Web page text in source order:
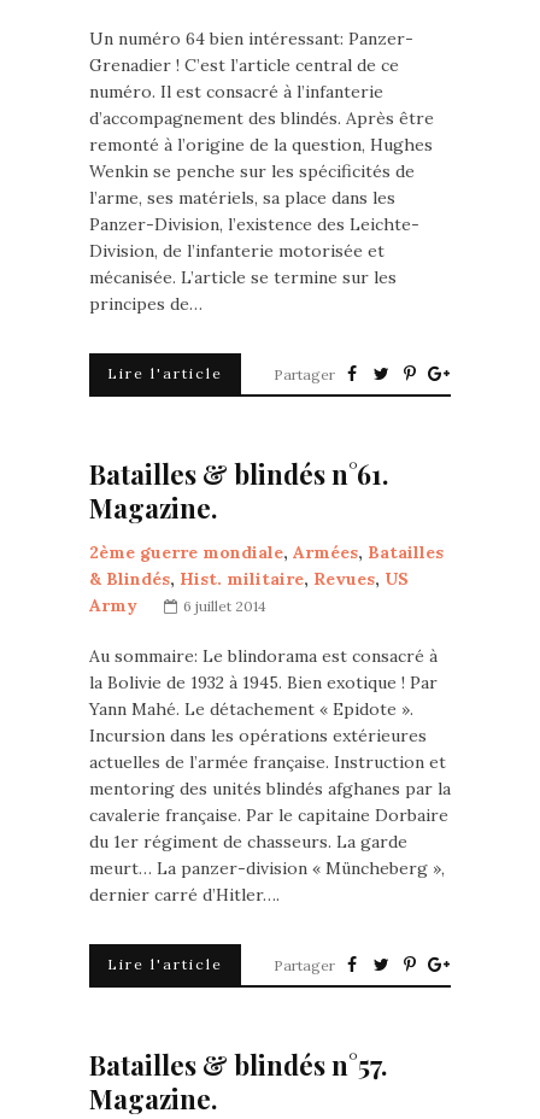
Un numéro 64 bien intéressant: Panzer-
Grenadier ! C’est l’article central de ce
numéro. Il est consacré à l’infanterie
d’accompagnement des blindés. Après être
remonté à l’origine de la question, Hughes
Wenkin se penche sur les spécificités de
l’arme, ses matériels, sa place dans les
Panzer-Division, l’existence des Leichte-
Division, de l’infanterie motorisée et
mécanisée. L’article se termine sur les
principes de…
Lire l'article Partager
Batailles & blindés n°61.
Magazine.
2ème guerre mondiale, Armées, Batailles
& Blindés, Hist. militaire, Revues, US
Army
6 juillet 2014
Au sommaire: Le blindorama est consacré à
la Bolivie de 1932 à 1945. Bien exotique ! Par
Yann Mahé. Le détachement « Epidote ».
Incursion dans les opérations extérieures
actuelles de l’armée française. Instruction et
mentoring des unités blindés afghanes par la
cavalerie française. Par le capitaine Dorbaire
du 1er régiment de chasseurs. La garde
meurt… La panzer-division « Müncheberg »,
dernier carré d’Hitler….
Lire l'article Partager
Batailles & blindés n°57.
Magazine.